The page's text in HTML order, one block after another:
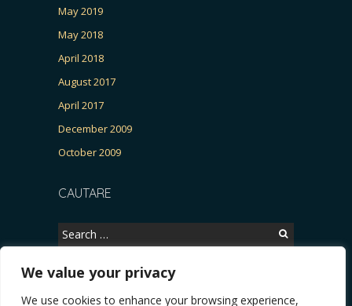
We value your privacy
We use cookies to enhance your browsing experience,
May 2019
May 2018
April 2018
August 2017
April 2017
December 2009
October 2009
CAUTARE
Search
for: